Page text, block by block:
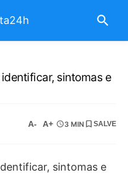
sintomas e
A- A+ 3 MIN SALVE